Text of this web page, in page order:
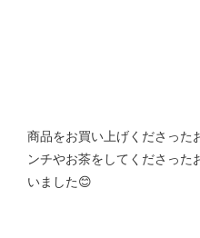
商品をお買い上げくださった
ンチやお茶をしてくださっ
いました😊